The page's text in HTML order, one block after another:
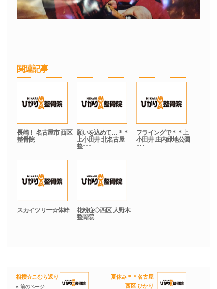
関連記事
長崎！ 名古屋市 西区
整骨院
願いを込めて…＊＊
上小田井 北名古屋
整･･･
フライングで＊＊上
小田井 庄内緑地公園
･･･
スカイツリー☆体幹
花粉症◇西区 大野木
整骨院
相撲☆こむら返り
« 前のページ
夏休み＊＊名古屋
西区 ひかり